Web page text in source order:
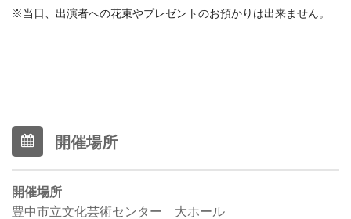
※当日、出演者への花束やプレゼントのお預かりは出来ません。
開催場所
開催場所
豊中市立文化芸術センター 大ホール